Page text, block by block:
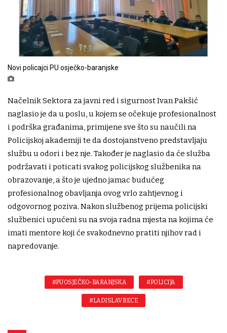
Novi policajci PU osječko-baranjske
Načelnik Sektora za javni red i sigurnost Ivan Pakšić
naglasio je da u poslu, u kojem se očekuje profesionalnost
i podrška građanima, primijene sve što su naučili na
Policijskoj akademiji te da dostojanstveno predstavljaju
službu u odori i bez nje. Također je naglasio da će služba
podržavati i poticati svakog policijskog službenika na
obrazovanje, a što je ujedno jamac budućeg
profesionalnog obavljanja ovog vrlo zahtjevnog i
odgovornog poziva. Nakon službenog prijema policijski
službenici upućeni su na svoja radna mjesta na kojima će
imati mentore koji će svakodnevno pratiti njihov rad i
napredovanje.
#PU OSJEČKO-BARANJSKA #POLICIJA
#LADISLAV BECE